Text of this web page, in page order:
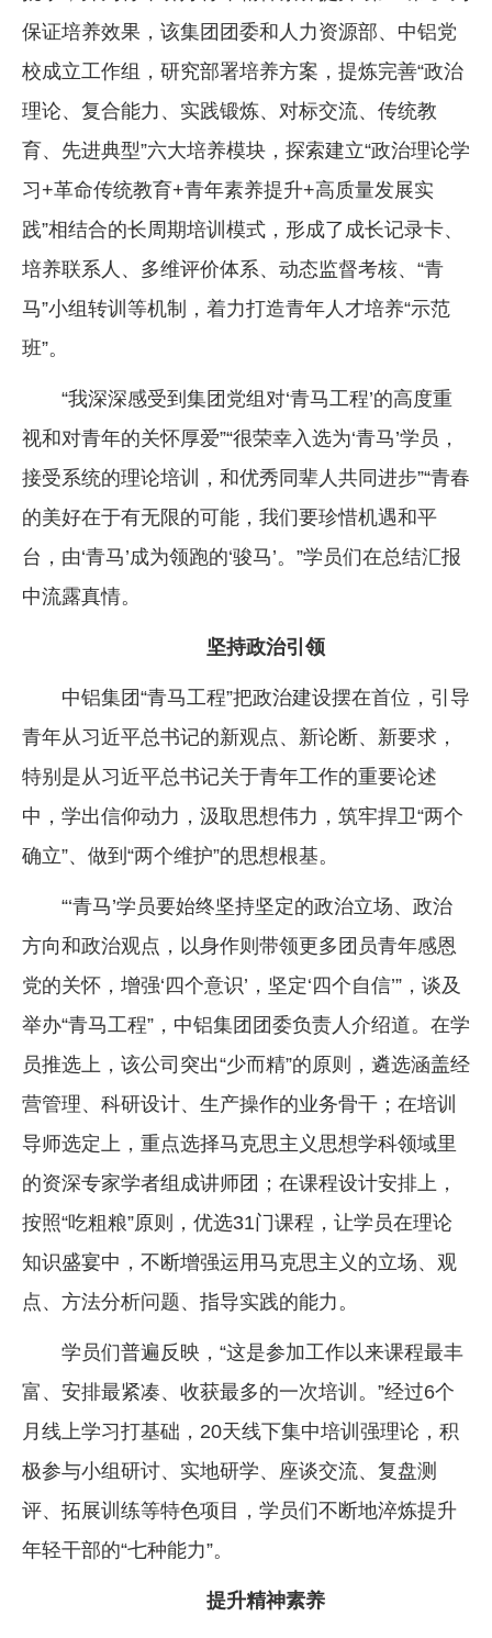
保证培养效果，该集团团委和人力资源部、中铝党
校成立工作组，研究部署培养方案，提炼完善“政治
理论、复合能力、实践锻炼、对标交流、传统教
育、先进典型”六大培养模块，探索建立“政治理论学
习+革命传统教育+青年素养提升+高质量发展实
践”相结合的长周期培训模式，形成了成长记录卡、
培养联系人、多维评价体系、动态监督考核、“青
马”小组转训等机制，着力打造青年人才培养“示范
班”。
“我深深感受到集团党组对‘青马工程’的高度重
视和对青年的关怀厚爱”“很荣幸入选为‘青马’学员，
接受系统的理论培训，和优秀同辈人共同进步”“青春
的美好在于有无限的可能，我们要珍惜机遇和平
台，由‘青马’成为领跑的‘骏马’。”学员们在总结汇报
中流露真情。
坚持政治引领
中铝集团“青马工程”把政治建设摆在首位，引导
青年从习近平总书记的新观点、新论断、新要求，
特别是从习近平总书记关于青年工作的重要论述
中，学出信仰动力，汲取思想伟力，筑牢捍卫“两个
确立”、做到“两个维护”的思想根基。
“‘青马’学员要始终坚持坚定的政治立场、政治
方向和政治观点，以身作则带领更多团员青年感恩
党的关怀，增强‘四个意识’，坚定‘四个自信’”，谈及
举办“青马工程”，中铝集团团委负责人介绍道。在学
员推选上，该公司突出“少而精”的原则，遴选涵盖经
营管理、科研设计、生产操作的业务骨干；在培训
导师选定上，重点选择马克思主义思想学科领域里
的资深专家学者组成讲师团；在课程设计安排上，
按照“吃粗粮”原则，优选31门课程，让学员在理论
知识盛宴中，不断增强运用马克思主义的立场、观
点、方法分析问题、指导实践的能力。
学员们普遍反映，“这是参加工作以来课程最丰
富、安排最紧凑、收获最多的一次培训。”经过6个
月线上学习打基础，20天线下集中培训强理论，积
极参与小组研讨、实地研学、座谈交流、复盘测
评、拓展训练等特色项目，学员们不断地淬炼提升
年轻干部的“七种能力”。
提升精神素养